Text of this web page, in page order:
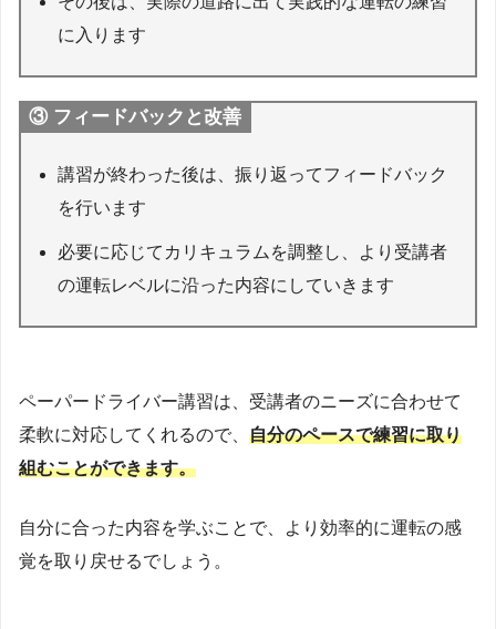
に入ります
③ フィードバックと改善
講習が終わった後は、振り返ってフィードバック
を行います
必要に応じてカリキュラムを調整し、より受講者
の運転レベルに沿った内容にしていきます
ペーパードライバー講習は、受講者のニーズに合わせて
柔軟に対応してくれるので、 自分のペースで練習に取り
組むことができます。
自分に合った内容を学ぶことで、より効率的に運転の感
覚を取り戻せるでしょう。